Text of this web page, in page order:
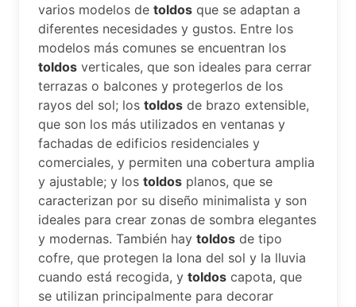
varios modelos de toldos que se adaptan a
diferentes necesidades y gustos. Entre los
modelos más comunes se encuentran los
toldos verticales, que son ideales para cerrar
terrazas o balcones y protegerlos de los
rayos del sol; los toldos de brazo extensible,
que son los más utilizados en ventanas y
fachadas de edificios residenciales y
comerciales, y permiten una cobertura amplia
y ajustable; y los toldos planos, que se
caracterizan por su diseño minimalista y son
ideales para crear zonas de sombra elegantes
y modernas. También hay toldos de tipo
cofre, que protegen la lona del sol y la lluvia
cuando está recogida, y toldos capota, que
se utilizan principalmente para decorar